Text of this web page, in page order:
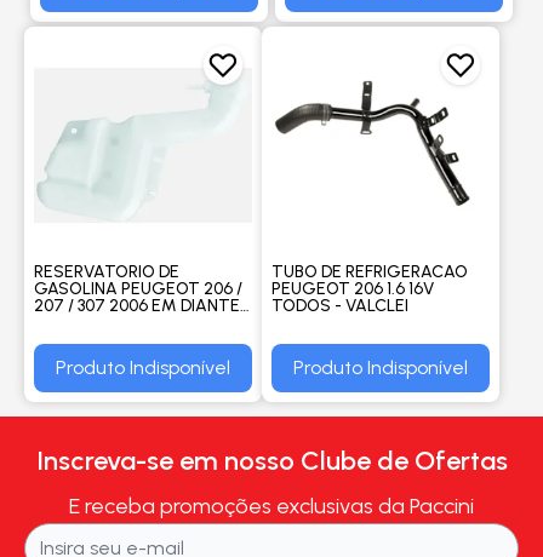
RESERVATORIO DE
GASOLINA PEUGEOT 206 /
207 / 307 2006 EM DIANTE -
Produto Indisponível
TUBO DE REFRIGERACAO
PEUGEOT 206 1.6 16V
TODOS - VALCLEI
Produto Indisponível
Inscreva-se em nosso Clube de Ofertas
E receba promoções exclusivas da Paccini